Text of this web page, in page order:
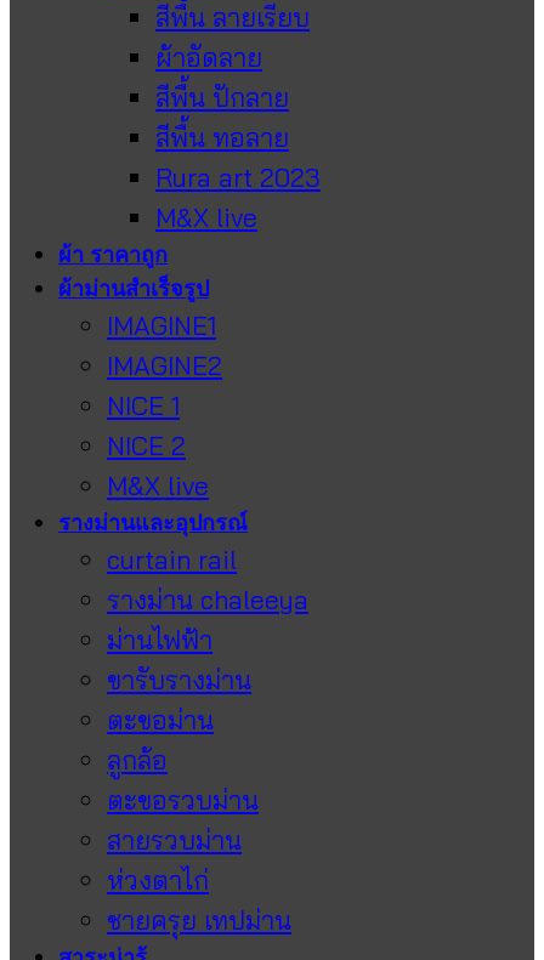
สีพื้น ลายเรียบ
ผ้าอัดลาย
สีพื้น ปักลาย
สีพื้น ทอลาย
Rura art 2023
M&X live
ผ้า ราคาถูก
ผ้าม่านสำเร็จรูป
IMAGINE1
IMAGINE2
NICE 1
NICE 2
M&X live
รางม่านและอุปกรณ์
curtain rail
รางม่าน chaleeya
ม่านไฟฟ้า
ขารับรางม่าน
ตะขอม่าน
ลูกล้อ
ตะขอรวบม่าน
สายรวบม่าน
ห่วงตาไก่
ชายครุย เทปม่าน